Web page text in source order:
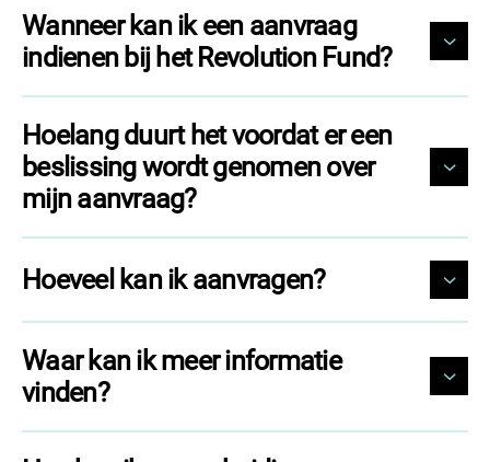
Wanneer kan ik een aanvraag
indienen bij het Revolution Fund?
Hoelang duurt het voordat er een
beslissing wordt genomen over
mijn aanvraag?
Hoeveel kan ik aanvragen?
Waar kan ik meer informatie
vinden?